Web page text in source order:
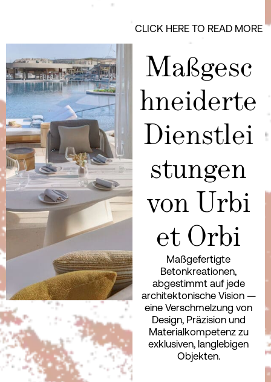
CLICK HERE TO READ MORE
Maßgesc
hneiderte
Dienstlei
stungen
von Urbi
et Orbi
Maßgefertigte
Betonkreationen,
abgestimmt auf jede
architektonische Vision —
eine Verschmelzung von
Design, Präzision und
Materialkompetenz zu
exklusiven, langlebigen
Objekten.